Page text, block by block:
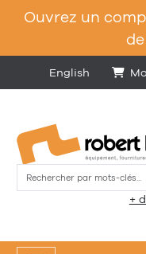
Ouvrez un
English
+